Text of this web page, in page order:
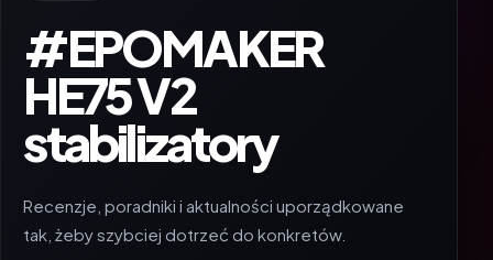
#EPOMAKER
HE75 V2
stabilizatory
Recenzje, poradniki i aktualności uporządkowane
tak, żeby szybciej dotrzeć do konkretów.